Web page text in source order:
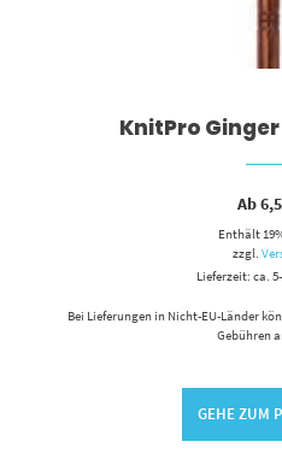
KnitPro
Ab
Enthält
zzgl.
Lieferzeit: ca.
Bei Lieferungen in Nicht-EU-Länder
Gebühren
GEHE ZUM